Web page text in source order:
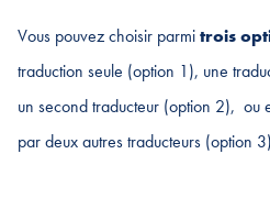
Vous pouvez choisir parmitrois
traduction seule (option 1), une
un second traducteur (option 2), ou
par deux autres traducteurs (option